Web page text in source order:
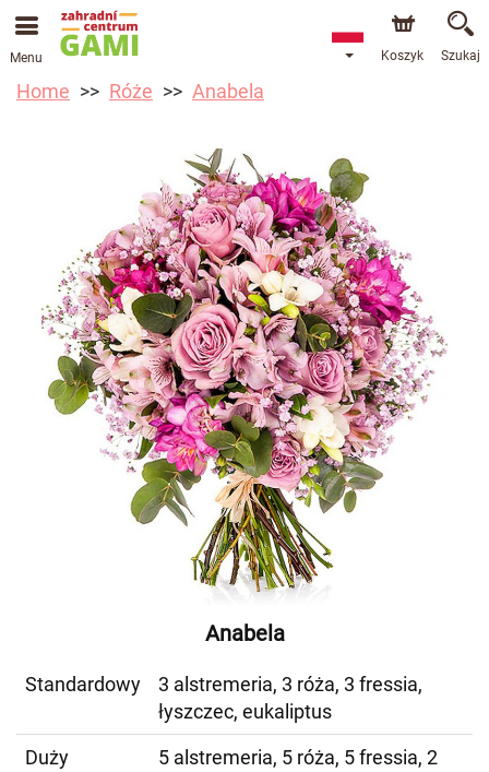
Menu Koszyk Szukaj
Home Róże Anabela
Anabela
Standardowy
3 alstremeria, 3 róża, 3 fressia,
łyszczec, eukaliptus
Duży
5 alstremeria, 5 róża, 5 fressia, 2